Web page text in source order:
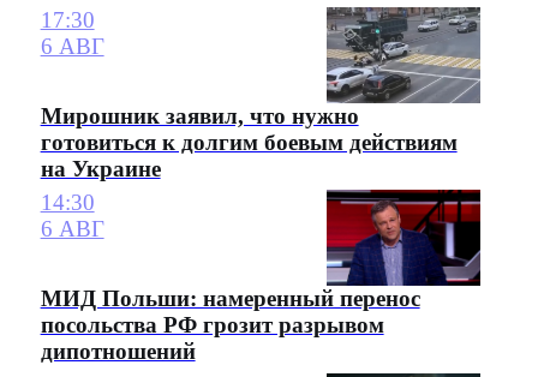
17:30
6 АВГ
Мирошник заявил, что нужно
готовиться к долгим боевым действиям
на Украине
14:30
6 АВГ
МИД Польши: намеренный перенос
посольства РФ грозит разрывом
дипотношений